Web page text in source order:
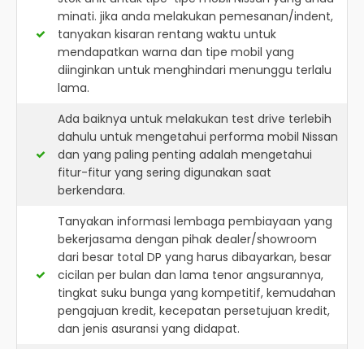
minati. jika anda melakukan pemesanan/indent,
tanyakan kisaran rentang waktu untuk
mendapatkan warna dan tipe mobil yang
diinginkan untuk menghindari menunggu terlalu
lama.
Ada baiknya untuk melakukan test drive terlebih
dahulu untuk mengetahui performa mobil Nissan
dan yang paling penting adalah mengetahui
fitur-fitur yang sering digunakan saat
berkendara.
Tanyakan informasi lembaga pembiayaan yang
bekerjasama dengan pihak dealer/showroom
dari besar total DP yang harus dibayarkan, besar
cicilan per bulan dan lama tenor angsurannya,
tingkat suku bunga yang kompetitif, kemudahan
pengajuan kredit, kecepatan persetujuan kredit,
dan jenis asuransi yang didapat.